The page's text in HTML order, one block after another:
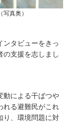
真奥）
ンタビューをきっ
の支援を志しまし
動による干ばつや
れる避難民がこれ
り、環境問題に対